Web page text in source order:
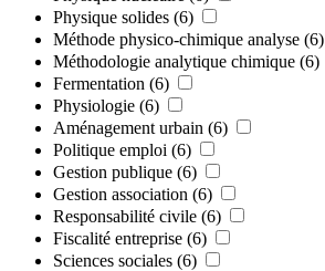
Physique solides (6)
Méthode physico-chimique analyse (6)
Méthodologie analytique chimique (6)
Fermentation (6)
Physiologie (6)
Aménagement urbain (6)
Politique emploi (6)
Gestion publique (6)
Gestion association (6)
Responsabilité civile (6)
Fiscalité entreprise (6)
Sciences sociales (6)